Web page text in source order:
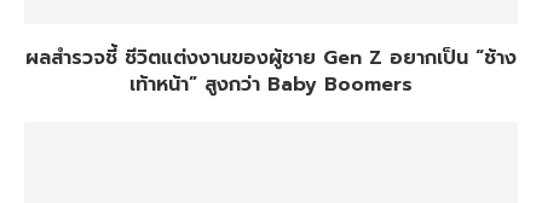
ผลสำรวจชี้ ชีวิตแต่งงานของผู้ชาย Gen Z อยากเป็น “ช้าง
เท้าหน้า” สูงกว่า Baby Boomers